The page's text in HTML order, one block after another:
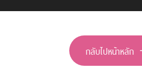
กลับไปหน้าหลัก